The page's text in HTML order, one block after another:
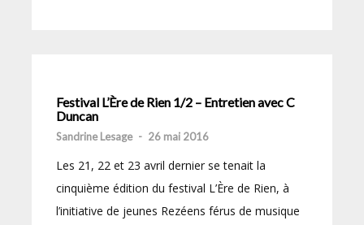
Festival L’Ère de Rien 1/2 – Entretien avec C
Duncan
Sandrine Lesage - 26 mai 2016
Les 21, 22 et 23 avril dernier se tenait la
cinquième édition du festival L’Ère de Rien, à
l’initiative de jeunes Rezéens férus de musique